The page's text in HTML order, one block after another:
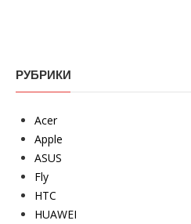
РУБРИКИ
Acer
Apple
ASUS
Fly
HTC
HUAWEI